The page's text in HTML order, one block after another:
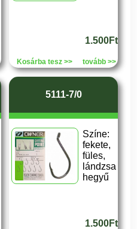
1.500Ft
Kosárba tesz >> tovább >>
5111-7/0
Színe:
fekete,
füles,
lándzsa
hegyű
1.500Ft